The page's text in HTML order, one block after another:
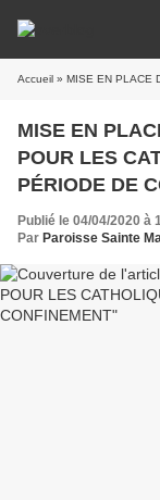
Accueil » MISE EN PLACE D’UN
MISE EN
POUR LES
PÉRIODE DE
Publié le 04/04/2020 à
Par Paroisse Sainte